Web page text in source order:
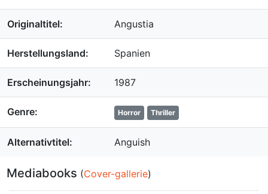
Originaltitel: Angustia
Herstellungsland: Spanien
Erscheinungsjahr: 1987
Genre: Horror Thriller
Alternativtitel: Anguish
Mediabooks (Cover-gallerie)